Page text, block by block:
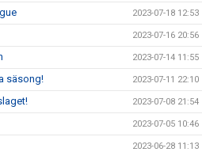
2023-07-18 12:53
2023-07-16 20:56
2023-07-14 11:55
säsong! 2023-07-11 22:10
2023-07-08 21:54
2023-07-05 10:46
2023-06-28 11:13